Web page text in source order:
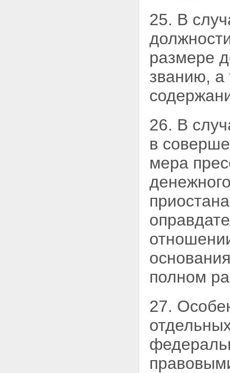
25. В
размере
званию, а
26. В
в
мера
полном
27.